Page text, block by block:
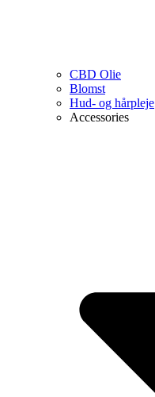
CBD Olie
Blomst
Hud- og hårpleje
Accessories